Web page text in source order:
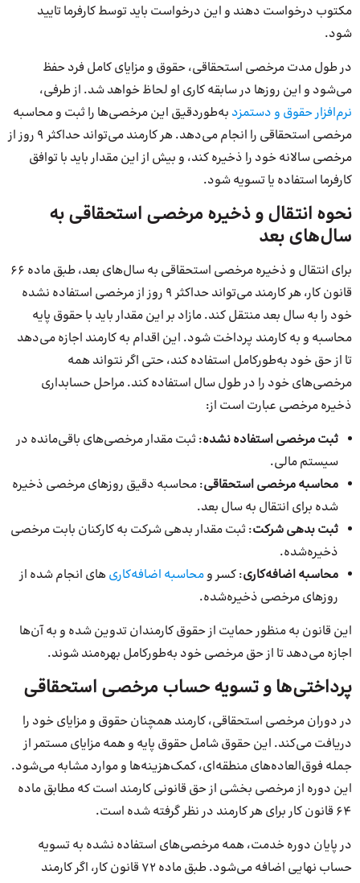
مکتوب درخواست دهند و این درخواست باید توسط کارفرما تایید
شود.
در طول مدت مرخصی استحقاقی، حقوق و مزایای کامل فرد حفظ
می‌شود و این روزها در سابقه کاری او لحاظ خواهد شد. از طرفی،
نرم‌افزار حقوق و دستمزد به‌طوردقیق این مرخصی‌ها را ثبت و محاسبه
مرخصی استحقاقی را انجام می‌دهد. هر کارمند می‌تواند حداکثر 9 روز از
مرخصی سالانه خود را ذخیره کند، و بیش از این مقدار باید با توافق
کارفرما استفاده یا تسویه شود.
نحوه انتقال و ذخیره مرخصی استحقاقی به
سال‌های بعد
برای انتقال و ذخیره مرخصی استحقاقی به سال‌های بعد، طبق ماده 66
قانون کار، هر کارمند می‌تواند حداکثر 9 روز از مرخصی استفاده نشده
خود را به سال بعد منتقل کند. مازاد بر این مقدار باید با حقوق پایه
محاسبه و به کارمند پرداخت شود. این اقدام به کارمند اجازه می‌دهد
تا از حق خود به‌طورکامل استفاده کند، حتی اگر نتواند همه
مرخصی‌های خود را در طول سال استفاده کند. مراحل حسابداری
ذخیره مرخصی عبارت است از:
ثبت مرخصی استفاده نشده: ثبت مقدار مرخصی‌های باقی‌مانده در
سیستم مالی.
محاسبه مرخصی استحقاقی: محاسبه دقیق روزهای مرخصی ذخیره
شده برای انتقال به سال بعد.
ثبت بدهی شرکت: ثبت مقدار بدهی شرکت به کارکنان بابت مرخصی
ذخیره‌شده.
محاسبه اضافه‌کاری: کسر ومحاسبه اضافه‌کاری‌های انجام شده از
روزهای مرخصی ذخیره‌شده.
این قانون به منظور حمایت از حقوق کارمندان تدوین شده و به آن‌ها
اجازه می‌دهد تا از حق مرخصی خود به‌طورکامل بهره‌مند شوند.
پرداختی‌ها و تسویه حساب مرخصی استحقاقی
در دوران مرخصی استحقاقی، کارمند همچنان حقوق و مزایای خود را
دریافت می‌کند. این حقوق شامل حقوق پایه و همه مزایای مستمر از
جمله فوق‌العاده‌های منطقه‌ای، کمک‌هزینه‌ها و موارد مشابه می‌شود.
این دوره از مرخصی بخشی از حق قانونی کارمند است که مطابق ماده
۶۴ قانون کار برای هر کارمند در نظر گرفته شده است.
در پایان دوره خدمت، همه مرخصی‌های استفاده نشده به تسویه
حساب نهایی اضافه می‌شود. طبق ماده ۷۲ قانون کار، اگر کارمند